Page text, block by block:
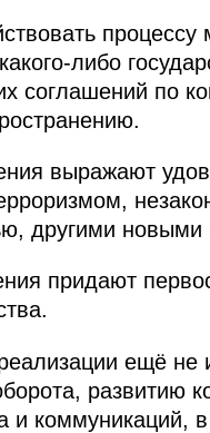
процессу
соглашений по
выражают
другими
придают
ещё не
развитию
и коммуникаций,